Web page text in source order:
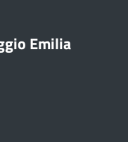
Emilia